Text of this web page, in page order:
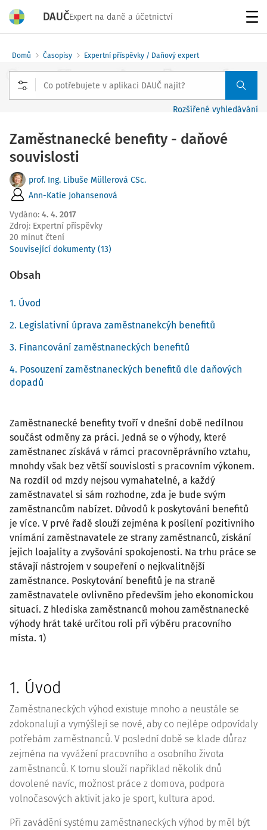
DAUČExpert na daně a účetnictví
Domů Časopisy Expertní příspěvky / Daňový expert
Rozšířené vyhledávání
Zaměstnanecké benefity - daňové
souvislosti
prof. Ing. Libuše Müllerová CSc.
Ann-Katie Johansenová
Vydáno: 4. 4. 2017
Zdroj: Expertní příspěvky
20 minut čtení
Související dokumenty (13)
Obsah
1. Úvod
2. Legislativní úprava zaměstnanekcýh benefitů
3. Financování zaměstnaneckých benefitů
4. Posouzení zaměstnaneckých benefitů dle daňových
dopadů
Zaměstnanecké benefity tvoří v dnešní době nedílnou
součást odměny za práci. Jedná se o výhody, které
zaměstnanec získává v rámci pracovněprávního vztahu,
mnohdy však bez větší souvislosti s pracovním výkonem.
Na rozdíl od mzdy nejsou vymahatelné, a každý
zaměstnavatel si sám rozhodne, zda je bude svým
zaměstnancům nabízet. Důvodů k poskytování benefitů
je více. V prvé řadě slouží zejména k posílení pozitivního
vnímání zaměstnavatele ze strany zaměstnanců, získání
jejich loajality a zvyšování spokojenosti. Na trhu práce se
stávají nástrojem v soupeření o nejkvalitnější
zaměstnance. Poskytování benefitů je na straně
zaměstnavatele ovlivněno především jeho ekonomickou
situací. Z hlediska zaměstnanců mohou zaměstnanecké
výhody hrát také určitou roli při výběru pracovního
místa. 1)
1. Úvod
Zaměstnaneckých výhod existuje mnoho a neustále se
zdokonalují a vymýšlejí se nové, aby co nejlépe odpovídaly
potřebám zaměstnanců. V poslední době se klade důraz
zejména na vyvážení pracovního a osobního života
zaměstnanců. K tomu slouží například několik dnů
dovolené navíc, možnost práce z domova, podpora
volnočasových aktivit jako je sport, kultura apod.
Při zavádění systému zaměstnaneckých výhod by měl být